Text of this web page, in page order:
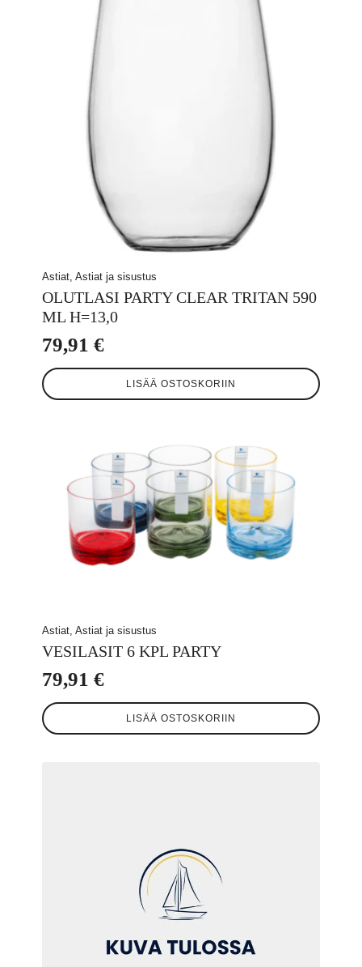
Astiat, Astiat ja sisustus
OLUTLASI PARTY CLEAR TRITAN 590
ML H=13,0
79,91 €
LISÄÄ OSTOSKORIIN
Astiat, Astiat ja sisustus
VESILASIT 6 KPL PARTY
79,91 €
LISÄÄ OSTOSKORIIN